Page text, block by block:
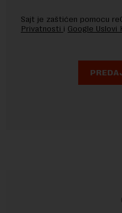
Sajt je zaštićen pomocu
Privatnosti i Google Uslovi